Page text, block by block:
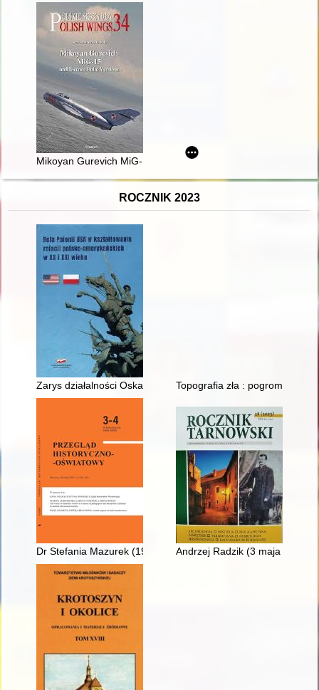
Mikoyan Gurevich MiG-15 and licence build versions
ROCZNIK 2023
Zarys działalności Oskara Haleckiego na emigracji w latach
Topografia zła : pogrom we
Dr Stefania Mazurek (1900-1987) - nauczycielka młodzieży i
Andrzej Radzik (3 maja 1939,